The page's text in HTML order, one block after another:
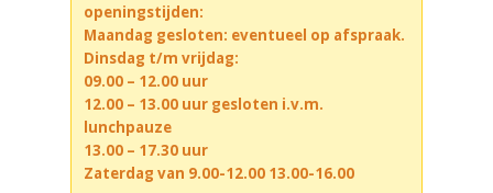
openingstijden:
Maandag gesloten: eventueel op afspraak.
Dinsdag t/m vrijdag:
09.00 – 12.00 uur
12.00 – 13.00 uur gesloten i.v.m.
lunchpauze
13.00 – 17.30 uur
Zaterdag van 9.00-12.00 13.00-16.00